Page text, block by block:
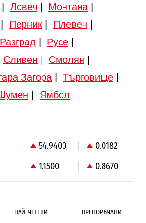
Ловеч Монтана|
Перник| Плевен
Разград Русе|
Сливен Смолян
Загора| Търговище|
Ямбол
54.9400
0.0182
1.1500 0.8670
НАЙ-ЧЕТЕНИ ПРЕПОРЪЧАНИ